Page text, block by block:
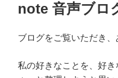
日:
note 音声ブロ
ブログをご覧いただき、
私の好きなことを、好